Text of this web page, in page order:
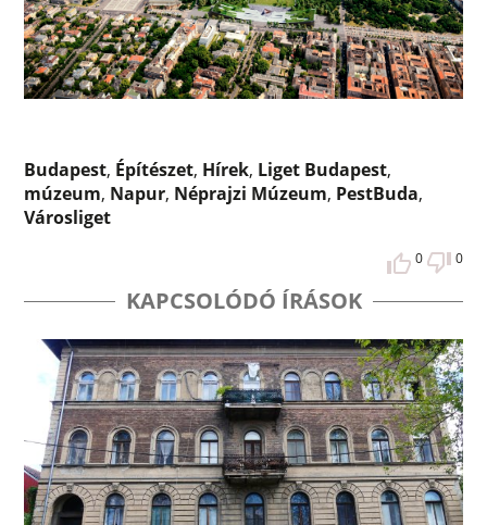
Budapest, Építészet, Hírek, Liget Budapest,
múzeum, Napur, Néprajzi Múzeum, PestBuda,
Városliget
0 0
KAPCSOLÓDÓ ÍRÁSOK